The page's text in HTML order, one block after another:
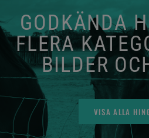
GODKÄNDA
FLERA
BILDER
VISA ALLA